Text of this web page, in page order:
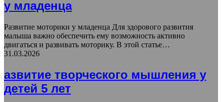
у младенца
Развитие моторики у младенца Для здорового развития
малыша важно обеспечить ему возможность активно
двигаться и развивать моторику. В этой статье…
31.03.2026
азвитие творческого мышления у
детей 5 лет